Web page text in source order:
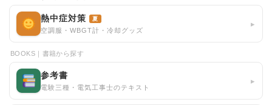
熱中症対策 夏
空調服・WBGT計・冷却グッズ
▸
BOOKS｜書籍から探す
参考書
電験三種・電気工事士のテキスト
▸